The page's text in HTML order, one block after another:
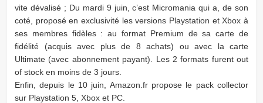
vite dévalisé ; Du mardi 9 juin, c’est Micromania qui a, de son
coté, proposé en exclusivité les versions Playstation et Xbox à
ses membres fidèles : au format Premium de sa carte de
fidélité (acquis avec plus de 8 achats) ou avec la carte
Ultimate (avec abonnement payant). Les 2 formats furent out
of stock en moins de 3 jours.
Enfin, depuis le 10 juin, Amazon.fr propose le pack collector
sur Playstation 5, Xbox et PC.